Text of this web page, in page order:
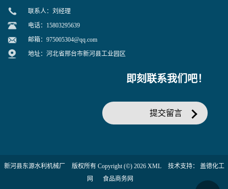
联系人：刘经理
电话：15803295639
邮箱： 975005304@qq.com
地址：河北省邢台市新河县工业园区
即刻联系我们吧！
提交留言
新河县东源水利机械厂 版权所有 Copyright (©) 2026 XML 技术支持： 盖德化工
网
食品商务网